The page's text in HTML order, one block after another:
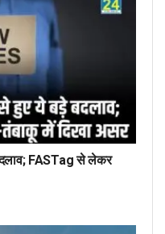
FASTag से लेकर